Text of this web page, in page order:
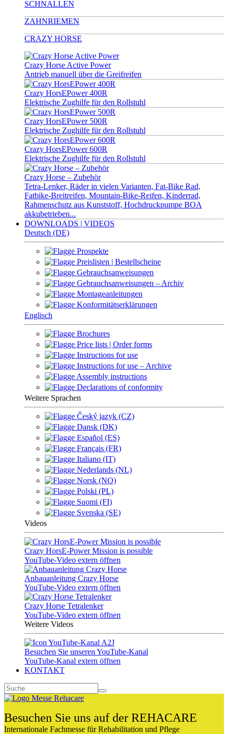
SCHNALLEN
ZAHNRIEMEN
CRAZY HORSE
Crazy Horse Active Power
Antrieb manuell über die Greifreifen
Crazy HorsEPower 400R
Elektrische Zughilfe für den Rollstuhl
Crazy HorsEPower 500R
Elektrische Zughilfe für den Rollstuhl
Crazy HorsEPower 600R
Elektrische Zughilfe für den Rollstuhl
Crazy Horse – Zubehör
Tetra-Lenker, Räder in vielen Varianten, Fat-Bike Rad,
Fatbike-Breitreifen, Mountain-Bike-Reifen, Kinderrad,
Rahmenschutz aus Kunststoff, Hochdruckpumpe BOA
akkubetrieben...
DOWNLOADS | VIDEOS
Deutsch (DE)
Prospekte
Preislisten | Bestellscheine
Gebrauchsanweisungen
Gebrauchsanweisungen – Archiv
Montageanleitungen
Konformitätserklärungen
Englisch
Brochures
Price lists | Order forms
Instructions for use
Instructions for use – Archive
Assembly instructions
Declarations of conformity
Weitere Sprachen
Český jazyk (CZ)
Dansk (DK)
Español (ES)
Français (FR)
Italiano (IT)
Nederlands (NL)
Norsk (NO)
Polski (PL)
Suomi (FI)
Svenska (SE)
Videos
Crazy HorsE-Power Mission is possible
YouTube-Video extern öffnen
Anbauanleitung Crazy Horse
YouTube-Video extern öffnen
Crazy Horse Tetralenker
YouTube-Video extern öffnen
Weitere Videos
Besuchen Sie unseren YouTube-Kanal
YouTube-Kanal extern öffnen
KONTAKT
Besuchen Sie uns auf der REHACARE
Internationale Fachmesse für Rehabilitation und Pflege